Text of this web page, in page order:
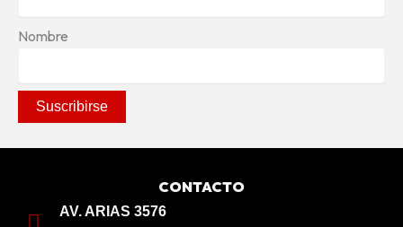
Nombre
CONTACTO
AV. ARIAS 3576